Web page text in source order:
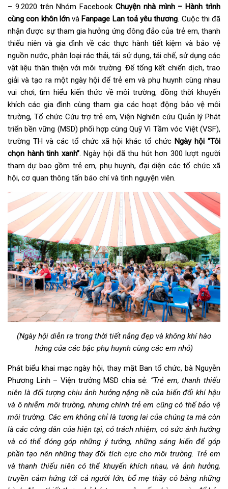
– 9.2020 trên Nhóm Facebook Chuyện nhà mình – Hành trình
cùng con khôn lớnvàFanpage Lan toả yêu thương. Cuộc thi đã
nhận được sự tham gia hưởng ứng đông đảo của trẻ em, thanh
thiếu niên và gia đình về các thực hành tiết kiệm và bảo vệ
nguồn nước, phân loại rác thải, tái sử dụng, tái chế, sử dụng các
vật liệu thân thiện với môi trường. Để tổng kết chiến dịch, trao
giải và tạo ra một ngày hội để trẻ em và phụ huynh cùng nhau
vui chơi, tìm hiểu kiến thức về môi trường, đồng thời khuyến
khích các gia đình cùng tham gia các hoạt động bảo vệ môi
trường, Tổ chức Cứu trợ trẻ em, Viện Nghiên cứu Quản lý Phát
triển bền vững (MSD) phối hợp cùng Quỹ Vì Tầm vóc Việt (VSF),
trường TH và các tổ chức xã hội khác tổ chức Ngày hội “Tôi
chọn hành tinh xanh”. Ngày hội đã thu hút hơn 300 lượt người
tham dự bao gồm trẻ em, phụ huynh, đại diện các tổ chức xã
hội, cơ quan thông tấn báo chí và tình nguyện viên.
(Ngày hội diễn ra trong thời tiết nắng đẹp và không khí hào
hứng của các bậc phụ huynh cùng các em nhỏ)
Phát biểu khai mạc ngày hội, thay mặt Ban tổ chức, bà Nguyễn
Phương Linh – Viện trưởng MSD chia sẻ: “Trẻ em, thanh thiếu
niên là đối tượng chịu ảnh hưởng nặng nề của biến đổi khí hậu
và ô nhiễm môi trường, nhưng chính trẻ em cũng có thể bảo vệ
môi trường. Các em không chỉ là tương lai của chúng ta mà còn
là các công dân của hiện tại, có trách nhiệm, có sức ảnh hưởng
và có thể đóng góp những ý tưởng, những sáng kiến để góp
phần tạo nên những thay đổi tích cực cho môi trường. Trẻ em
và thanh thiếu niên có thể khuyến khích nhau, và ảnh hưởng,
truyền cảm hứng tới cả người lớn, bổ mẹ thầy cô bằng những